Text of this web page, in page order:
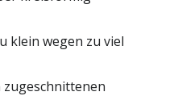
klein wegen zu viel